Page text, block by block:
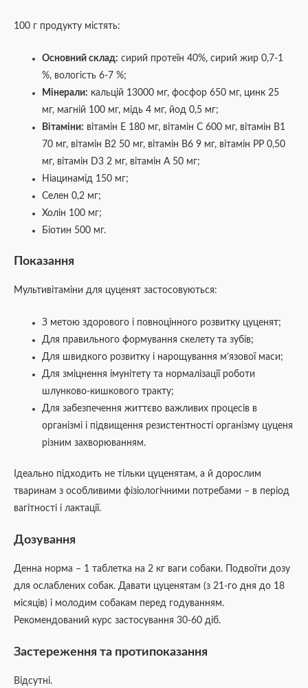
100 г продукту містять:
Основний склад: сирий протеїн 40%, сирий жир 0,7-1
%, вологість 6-7 %;
Мінерали: кальцій 13000 мг, фосфор 650 мг, цинк 25
мг, магній 100 мг, мідь 4 мг, йод 0,5 мг;
Вітаміни: вітамін Е 180 мг, вітамін С 600 мг, вітамін В1
70 мг, вітамін В2 50 мг, вітамін В6 9 мг, вітамін РР 0,50
мг, вітамін D3 2 мг, вітамін А 50 мг;
Ніацинамід 150 мг;
Селен 0,2 мг;
Холін 100 мг;
Біотин 500 мг.
Показання
Мультивітаміни для цуценят застосовуються:
З метою здорового і повноцінного розвитку цуценят;
Для правильного формування скелету та зубів;
Для швидкого розвитку і нарощування м’язової маси;
Для зміцнення імунітету та нормалізації роботи
шлунково-кишкового тракту;
Для забезпечення життєво важливих процесів в
організмі і підвищення резистентності організму цуценя
різним захворюванням.
Ідеально підходить не тільки цуценятам, а й дорослим
тваринам з особливими фізіологічними потребами – в період
вагітності і лактації.
Дозування
Денна норма – 1 таблетка на 2 кг ваги собаки. Подвоїти дозу
для ослаблених собак. Давати цуценятам (з 21-го дня до 18
місяців) і молодим собакам перед годуванням.
Рекомендований курс застосування 30-60 діб.
Застереження та протипоказання
Відсутні.